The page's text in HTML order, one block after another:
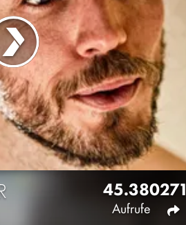
45.380
Aufrufe
271